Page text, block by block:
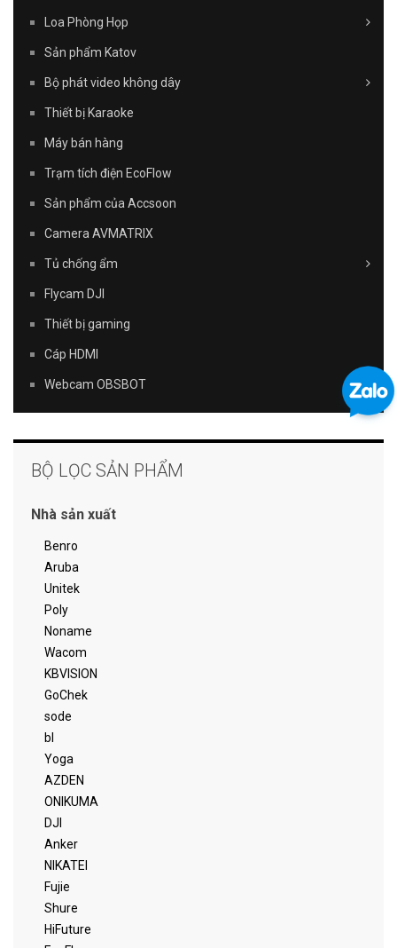
Loa Phòng Họp
Sản phẩm Katov
Bộ phát video không dây
Thiết bị Karaoke
Máy bán hàng
Trạm tích điện EcoFlow
Sản phẩm của Accsoon
Camera AVMATRIX
Tủ chống ẩm
Flycam DJI
Thiết bị gaming
Cáp HDMI
Webcam OBSBOT
BỘ LỌC SẢN PHẨM
Nhà sản xuất
Benro
Aruba
Unitek
Poly
Noname
Wacom
KBVISION
GoChek
sode
bl
Yoga
AZDEN
ONIKUMA
DJI
Anker
NIKATEI
Fujie
Shure
HiFuture